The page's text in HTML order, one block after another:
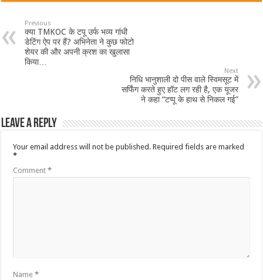
Previous
क्या TMKOC के टपू उर्फ भव्य गांधी
डेटिंग ऐप पर हैं? अभिनेता ने कुछ फोटो
शेयर की और अपनी क्रश का खुलासा
किया…
Next
निधि भानुशाली दो पीस वाले स्विमसूट में
सर्फिंग करते हुए हॉट लग रही है, एक यूजर
ने कहा “टप्पू के हाथ से निकल गई”
Leave a Reply
Your email address will not be published. Required fields are marked
*
Comment*
Name*